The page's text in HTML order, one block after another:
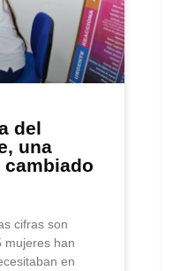
del
una
cifras son
mujeres han
en